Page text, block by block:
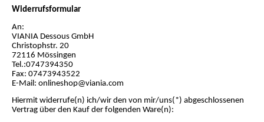
Widerrufsformular
An:
VIANIA Dessous GmbH
Christophstr. 20
72116 Mössingen
Tel.:0747394350
Fax: 07473943522
E-Mail: onlineshop@viania.com
Hiermit widerrufe(n) ich/wir den von mir/uns(*) abgeschlossenen
Vertrag über den Kauf der folgenden Ware(n):